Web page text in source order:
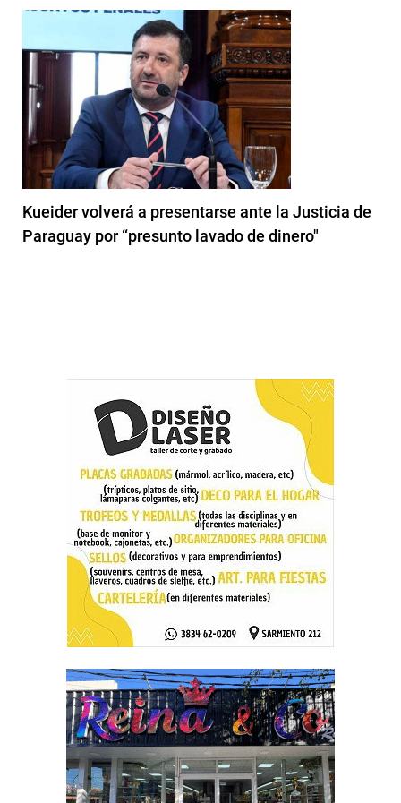
Kueider volverá a presentarse ante la Justicia de
Paraguay por “presunto lavado de dinero"